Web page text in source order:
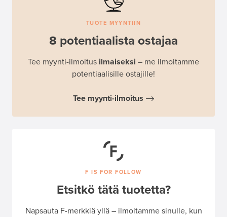
TUOTE MYYNTIIN
8 potentiaalista ostajaa
Tee myynti-ilmoitus ilmaiseksi – me ilmoitamme
potentiaalisille ostajille!
Tee myynti-ilmoitus
F IS FOR FOLLOW
Etsitkö tätä tuotetta?
Napsauta F-merkkiä yllä – ilmoitamme sinulle, kun